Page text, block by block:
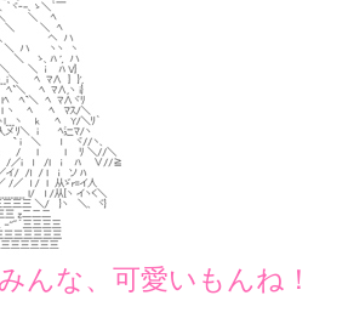
んな、可愛いもんね！